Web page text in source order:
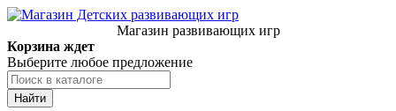
Магазин развивающих игр
Корзина ждет
Выберите любое предложение
Найти